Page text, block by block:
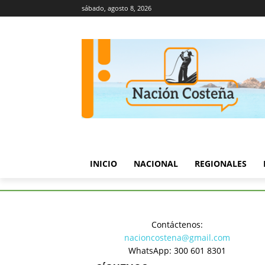
sábado, agosto 8, 2026
INICIO NACIONAL REGIONALES
Turismo y Cultura
Contáctenos:
nacioncostena@gmail.com
WhatsApp: 300 601 8301